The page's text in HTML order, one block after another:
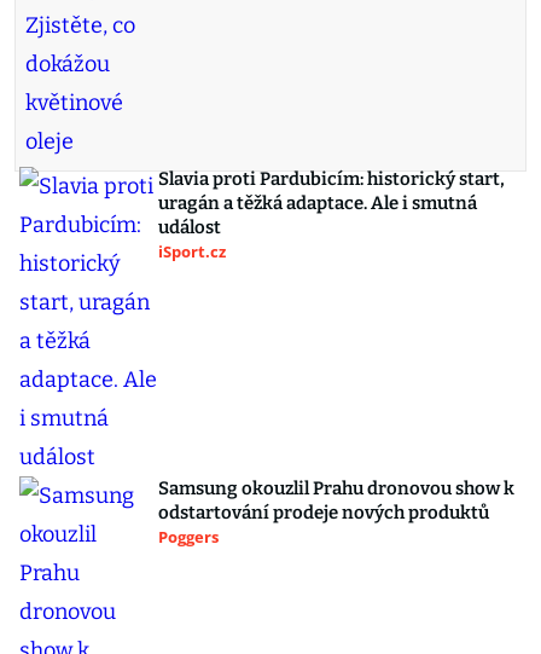
Slavia proti Pardubicím: historický start,
uragán a těžká adaptace. Ale i smutná
událost
iSport.cz
Samsung okouzlil Prahu dronovou show k
odstartování prodeje nových produktů
Poggers